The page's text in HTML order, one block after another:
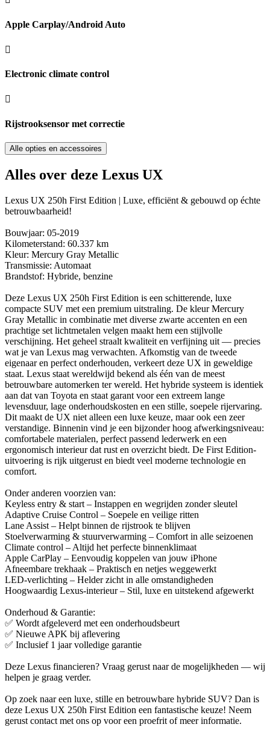
Apple Carplay/Android Auto
Electronic climate control
Rijstrooksensor met correctie
Alle opties en accessoires
Alles over deze Lexus UX
Lexus UX 250h First Edition | Luxe, efficiënt & gebouwd op échte
betrouwbaarheid!
Bouwjaar: 05-2019
Kilometerstand: 60.337 km
Kleur: Mercury Gray Metallic
Transmissie: Automaat
Brandstof: Hybride, benzine
Deze Lexus UX 250h First Edition is een schitterende, luxe
compacte SUV met een premium uitstraling. De kleur Mercury
Gray Metallic in combinatie met diverse zwarte accenten en een
prachtige set lichtmetalen velgen maakt hem een stijlvolle
verschijning. Het geheel straalt kwaliteit en verfijning uit — precies
wat je van Lexus mag verwachten. Afkomstig van de tweede
eigenaar en perfect onderhouden, verkeert deze UX in geweldige
staat. Lexus staat wereldwijd bekend als één van de meest
betrouwbare automerken ter wereld. Het hybride systeem is identiek
aan dat van Toyota en staat garant voor een extreem lange
levensduur, lage onderhoudskosten en een stille, soepele rijervaring.
Dit maakt de UX niet alleen een luxe keuze, maar ook een zeer
verstandige. Binnenin vind je een bijzonder hoog afwerkingsniveau:
comfortabele materialen, perfect passend lederwerk en een
ergonomisch interieur dat rust en overzicht biedt. De First Edition-
uitvoering is rijk uitgerust en biedt veel moderne technologie en
comfort.
Onder anderen voorzien van:
Keyless entry & start – Instappen en wegrijden zonder sleutel
Adaptive Cruise Control – Soepele en veilige ritten
Lane Assist – Helpt binnen de rijstrook te blijven
Stoelverwarming & stuurverwarming – Comfort in alle seizoenen
Climate control – Altijd het perfecte binnenklimaat
Apple CarPlay – Eenvoudig koppelen van jouw iPhone
Afneembare trekhaak – Praktisch en netjes weggewerkt
LED-verlichting – Helder zicht in alle omstandigheden
Hoogwaardig Lexus-interieur – Stil, luxe en uitstekend afgewerkt
Onderhoud & Garantie:
✅ Wordt afgeleverd met een onderhoudsbeurt
✅ Nieuwe APK bij aflevering
✅ Inclusief 1 jaar volledige garantie
Deze Lexus financieren? Vraag gerust naar de mogelijkheden — wij
helpen je graag verder.
Op zoek naar een luxe, stille en betrouwbare hybride SUV? Dan is
deze Lexus UX 250h First Edition een fantastische keuze! Neem
gerust contact met ons op voor een proefrit of meer informatie.